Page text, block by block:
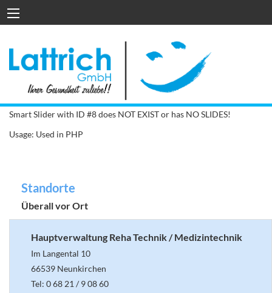
Smart Slider with ID #8 does NOT EXIST or has NO SLIDES!
Usage: Used in PHP
Standorte
Überall vor Ort
Hauptverwaltung Reha Technik / Medizintechnik
Im Langental 10
66539 Neunkirchen
Tel: 0 68 21 / 9 08 60